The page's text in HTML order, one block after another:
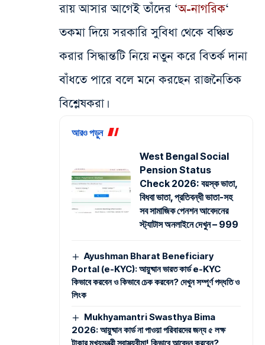
রায় আসার আগেই তাঁদের ‘অ-নাগরিক‘
তকমা দিয়ে সরকারি সুবিধা থেকে বঞ্চিত
করার সিদ্ধান্তটি নিয়ে নতুন করে বিতর্ক দানা
বাঁধতে পারে বলে মনে করছেন রাজনৈতিক
বিশ্লেষকরা।
আরও পড়ুন
West Bengal Social
Pension Status
Check 2026: বয়স্ক ভাতা,
বিধবা ভাতা, প্রতিবন্ধী ভাতা-সহ
সব সামাজিক পেনশন আবেদনের
স্ট্যাটাস অনলাইনে দেখুন – 999
Ayushman Bharat Beneficiary
Portal (e-KYC): আয়ুষ্মান ভারত কার্ড e-KYC
কিভাবে করবেন ও কিভাবে চেক করবেন? দেখুন সম্পূর্ণ পদ্ধতি ও
লিংক
Mukhyamantri Swasthya Bima
2026: আয়ুষ্মান কার্ড না পাওয়া পরিবারদের জন্য ৫ লক্ষ